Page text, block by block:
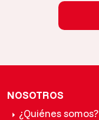
NOSOTROS
¿Quiénes somos?